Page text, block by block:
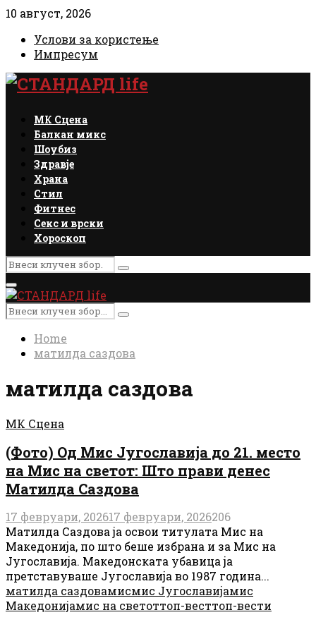
10 август, 2026
Услови за користење
Импресум
Facebook
Instagram
Email
Rss
МК Сцена
Балкан микс
Шоубиз
Здравје
Храна
Стил
Фитнес
Секс и врски
Хороскоп
Search
for:
Search
Primary
Menu
Search
for:
Search
Home
матилда саздова
матилда саздова
МК Сцена
(Фото) Од Мис Југославија до 21. место
на Мис на светот: Што прави денес
Матилда Саздова
17 февруари, 202617 февруари, 2026206
Матилда Саздова ја освои титулата Мис на
Македонија, по што беше избрана и за Мис на
Југославија. Македонската убавица ја
претставуваше Југославија во 1987 година...
матилда саздовамисмис Југославијамис
Македонијамис на светоттоп-весттоп-вести